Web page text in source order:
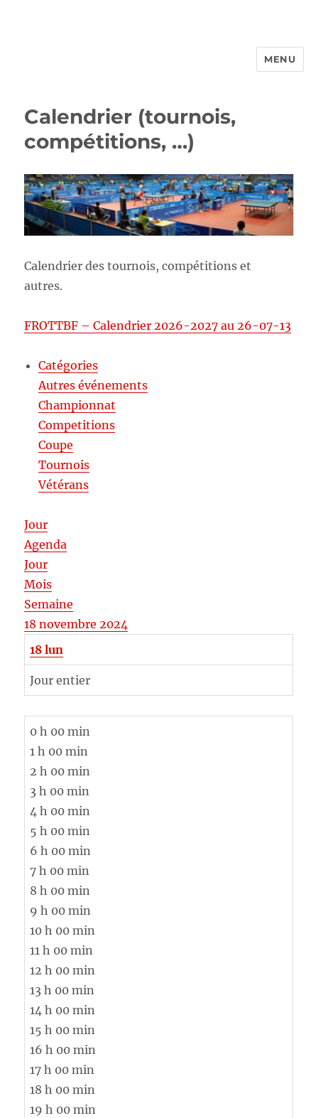
MENU
Calendrier (tournois,
compétitions, …)
Calendrier des tournois, compétitions et
autres.
FROTTBF – Calendrier 2026-2027 au 26-07-13
Catégories
Autres événements
Championnat
Competitions
Coupe
Tournois
Vétérans
Jour
Agenda
Jour
Mois
Semaine
18 novembre 2024
18 lun
Jour entier
0 h 00 min
1 h 00 min
2 h 00 min
3 h 00 min
4 h 00 min
5 h 00 min
6 h 00 min
7 h 00 min
8 h 00 min
9 h 00 min
10 h 00 min
11 h 00 min
12 h 00 min
13 h 00 min
14 h 00 min
15 h 00 min
16 h 00 min
17 h 00 min
18 h 00 min
19 h 00 min